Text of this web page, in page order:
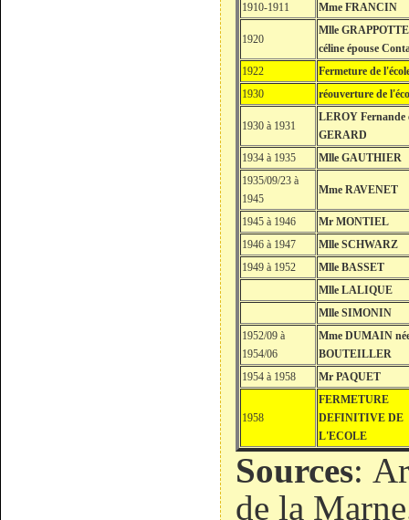
1910-1911 Mme FRANCIN
1920
Mlle GRAPPOTTE
céline épouse
1922
Fermeture de
1930
réouverture de
1930 à 1931
LEROY Fernande
GERARD
1934 à 1935
Mlle GAUTHIER
1935/09/23 à
1945
Mme RAVENET
1945 à 1946
Mr MONTIEL
1946 à 1947
Mlle SCHWARZ
1949 à 1952
Mlle BASSET
Mlle LALIQUE
Mlle SIMONIN
1952/09 à
1954/06
Mme DUMAIN
BOUTEILLER
1954 à 1958
Mr PAQUET
1958
FERMETURE
DEFINITIVE DE
L'ECOLE
Sources:
de la